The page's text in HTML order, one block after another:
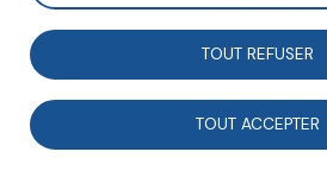
Le numéro 62 des Cahiers de
l’Institut national de la jeunesse
populaire (INJEP) coordonnée
met en lumière les nouveaux
TOUT REFUSER
TOUT ACCEPTER